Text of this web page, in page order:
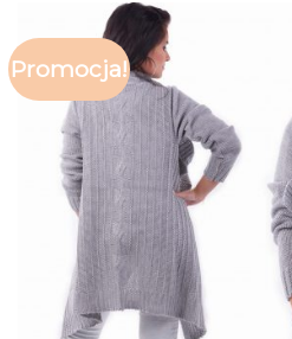
Promocja!